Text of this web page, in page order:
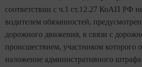
соответствии с ч.1 ст.12.27 КоАП РФ
водителем обязанностей,
дорожного движения, в связи с
происшествием, участником которого
наложение административного